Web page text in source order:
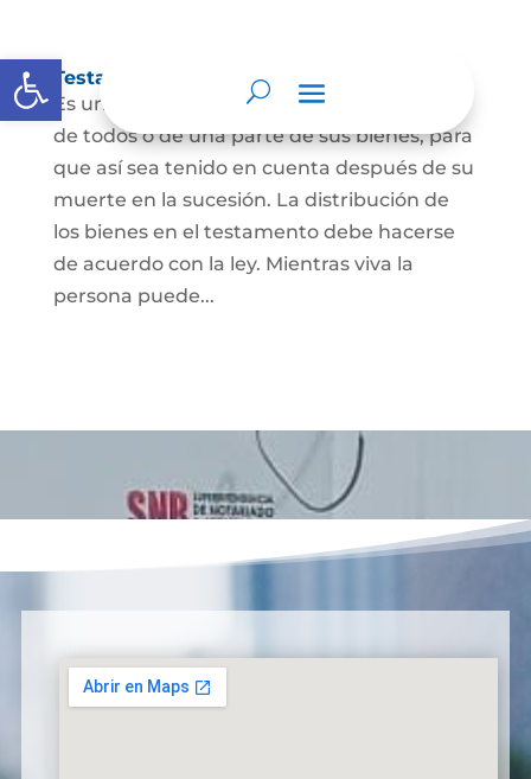
Abrir barra de herramientas
Testamento
Es un acto por el cual una persona dispone
de todos o de una parte de sus bienes, para
que así sea tenido en cuenta después de su
muerte en la sucesión. La distribución de
los bienes en el testamento debe hacerse
de acuerdo con la ley. Mientras viva la
persona puede...